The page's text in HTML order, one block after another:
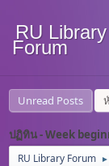
RU Library
Forum
Unread Posts
ปฏิทิน - Week
RU Library Forum ►